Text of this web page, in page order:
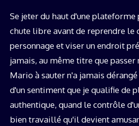
Se jeter du haut d'une
chute libre avant de reprendre le
personnage et viser un endroit
jamais, au même titre que
Mario à sauter n'a jamais
d'un sentiment que je qualifie de
authentique, quand le contrôle
bien travaillé qu'il devient